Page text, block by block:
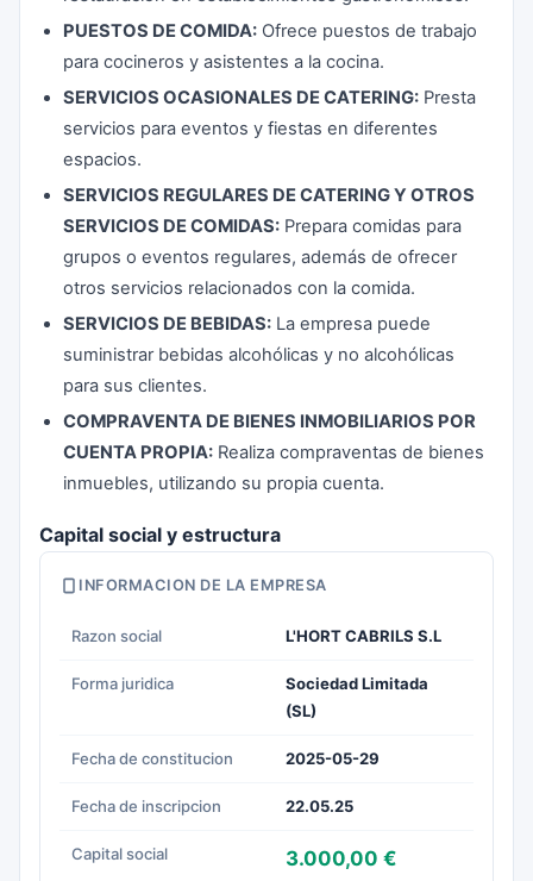
PUESTOS DE COMIDA: Ofrece puestos de trabajo
para cocineros y asistentes a la cocina.
SERVICIOS OCASIONALES DE CATERING: Presta
servicios para eventos y fiestas en diferentes
espacios.
SERVICIOS REGULARES DE CATERING Y OTROS
SERVICIOS DE COMIDAS: Prepara comidas para
grupos o eventos regulares, además de ofrecer
otros servicios relacionados con la comida.
SERVICIOS DE BEBIDAS: La empresa puede
suministrar bebidas alcohólicas y no alcohólicas
para sus clientes.
COMPRAVENTA DE BIENES INMOBILIARIOS POR
CUENTA PROPIA: Realiza compraventas de bienes
inmuebles, utilizando su propia cuenta.
Capital social y estructura
INFORMACION DE LA EMPRESA
Razon social L'HORT CABRILS S.L
Forma juridica
Sociedad Limitada
(SL)
Fecha de constitucion 2025-05-29
Fecha de inscripcion 22.05.25
Capital social 3.000,00 €